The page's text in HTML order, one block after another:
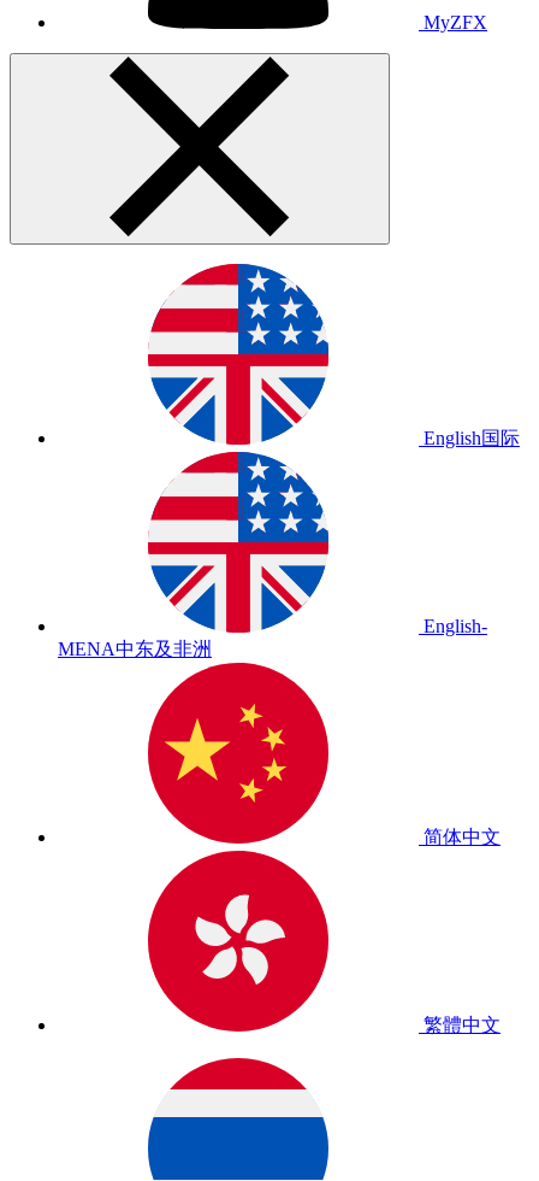
MyZFX
English国际
English-
MENA中东及非洲
简体中文
繁體中文